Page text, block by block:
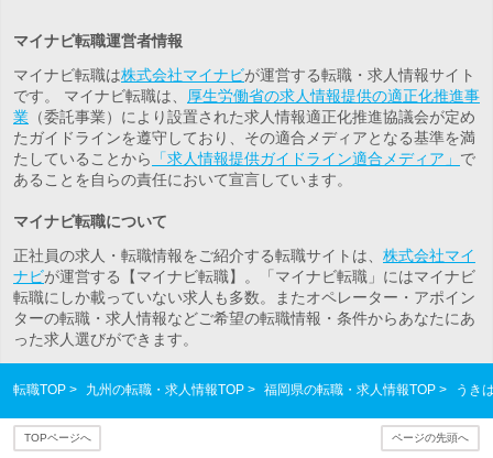
マイナビ転職運営者情報
マイナビ転職は株式会社マイナビが運営する転職・求人情報サイト
です。 マイナビ転職は、
厚生労働省の求人情報提供の適正化推進事
業 （委託事業）により設置された求人情報適正化推進協議会が定め
たガイドラインを遵守しており、その適合メディアとなる基準を満
たしていることから
「求人情報提供ガイドライン適合メディア」 で
あることを自らの責任において宣言しています。
マイナビ転職について
正社員の求人・転職情報をご紹介する転職サイトは、 株式会社マイ
ナビが運営する【マイナビ転職】。「マイナビ転職」にはマイナビ
転職にしか載っていない求人も多数。またオペレーター・アポイン
ターの転職・求人情報などご希望の転職情報・条件からあなたにあ
った求人選びができます。
転職TOP 九州の転職・求人情報TOP 福岡県の転職・求人情報TOP うき
TOPページへ ページの先頭へ